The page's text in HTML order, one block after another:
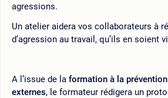
agressions.
Un atelier aidera vos collaborateurs à
d’agression au travail, qu’ils en soient
A l’issue de la formation à la
externes, le formateur rédigera un